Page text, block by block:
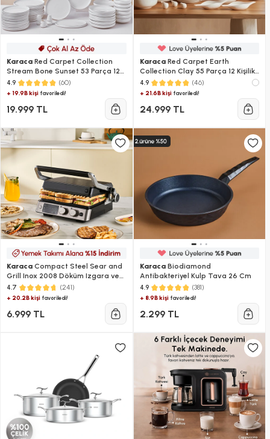
Karaca Red Carpet Collection
Stream Bone Sunset 53 Parça 12
Kişilik Yemek Takımı Platin
4.9 (60)
+ 19.9B kişi favoriledi!
19.999 TL
KaracaRed Carpet Earth
Collection Clay 55 Parça 12 Kişilik
Yemek Takımı
4.9 (46)
+ 21.6B kişifavoriledi!
24.999 TL
Karaca Compact Steel Sear and
Grill Inox 2008 Döküm Izgara ve
Tost Makinesi 6 Dilim Kapasiteli
4.7 (241)
+ 20.2B kişi favoriledi!
6.999 TL
KaracaBiodiamond
Antibakteriyel Kulp Tava 26 Cm
4.9 (381)
+ 8.9B kişifavoriledi!
2.299 TL